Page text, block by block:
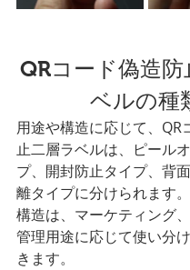
QRコード偽造防
ベルの種
用途や構造に応じて、QR
止二層ラベルは、ピール
プ、開封防止タイプ、背
離タイプに分けられます
構造は、マーケティング、
管理用途に応じて使い分
きます。